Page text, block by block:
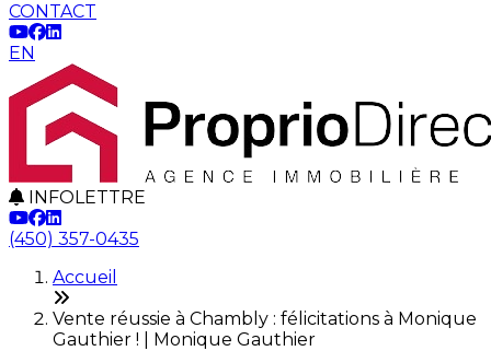
CONTACT
EN
INFOLETTRE
(450) 357-0435
Accueil
Vente réussie à Chambly : félicitations à Monique
Gauthier ! | Monique Gauthier